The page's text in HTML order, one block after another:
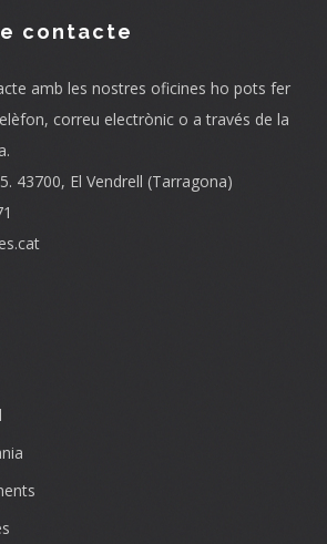
contacte
amb les nostres oficines ho pots fer
correu electrònic o a través de la
43700, El Vendrell (Tarragona)